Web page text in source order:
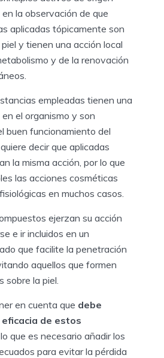
la observación de que
aplicadas tópicamente son
y tienen una acción local
y de la renovación
empleadas tienen una
el organismo y son
buen funcionamiento del
decir que aplicadas
la misma acción, por lo que
las acciones cosméticas
en muchos casos.
ejerzan su acción
e ir incluidos en un
que facilite la penetración
aquellos que formen
sobre la piel.
en cuenta que debe
de estos
lo que es necesario añadir los
para evitar la pérdida